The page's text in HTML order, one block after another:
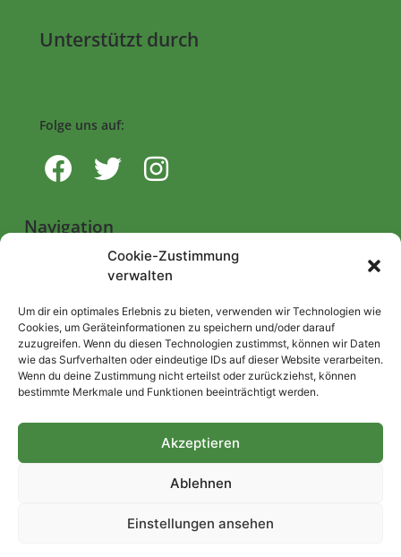
Cookie-Zustimmung
verwalten
Um dir ein optimales Erlebnis zu bieten, verwenden wir Technologien wie
Cookies, um Geräteinformationen zu speichern und/oder darauf
zuzugreifen. Wenn du diesen Technologien zustimmst, können wir Daten
wie das Surfverhalten oder eindeutige IDs auf dieser Website verarbeiten.
Wenn du deine Zustimmung nicht erteilst oder zurückziehst, können
bestimmte Merkmale und Funktionen beeinträchtigt werden.
Akzeptieren
Ablehnen
Einstellungen ansehen
Unterstützt durch
Folge uns auf:
Navigation
Nutzungsbedingungen
Abo
Artikel einreichen
Be/Rent a Journalist
Impressum